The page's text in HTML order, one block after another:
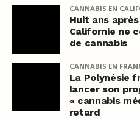
CANNABIS EN
Huit ans
Californie ne
de cannabis
CANNABIS EN
La Polynésie
lancer son
« cannabis
retard